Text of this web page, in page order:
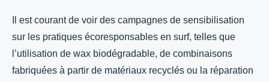
Il est courant de voir des campagnes de sensibilisation
sur les pratiques écoresponsables en surf, telles que
l’utilisation de wax biodégradable, de combinaisons
fabriquées à partir de matériaux recyclés ou la réparation